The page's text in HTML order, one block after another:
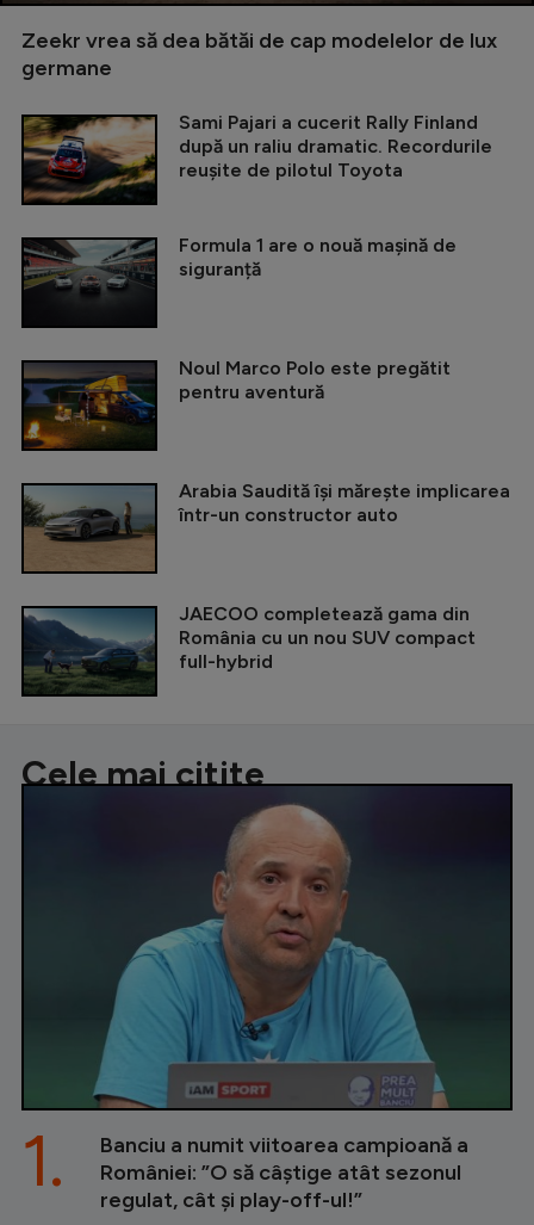
Zeekr vrea să dea bătăi de cap modelelor de lux
germane
Sami Pajari a cucerit Rally Finland
după un raliu dramatic. Recordurile
reușite de pilotul Toyota
Formula 1 are o nouă mașină de
siguranță
Noul Marco Polo este pregătit
pentru aventură
Arabia Saudită își mărește implicarea
într-un constructor auto
JAECOO completează gama din
România cu un nou SUV compact
full-hybrid
Cele mai citite
Banciu a numit viitoarea campioană a
României: ”O să câștige atât sezonul
regulat, cât și play-off-ul!”
1.